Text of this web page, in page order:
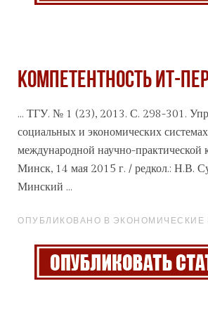
КОМПЕТЕНТНОСТЬ ИТ-
... ТГУ. № 1 (23), 2013. С. 298-301.
социальных и экономических
международной научно-практической
Минск, 14 мая 2015 г. / редкол.: Н.В.
Минский ...
ОПУБЛИКОВАНО В ЭКОНОМИЧЕСКИЕ